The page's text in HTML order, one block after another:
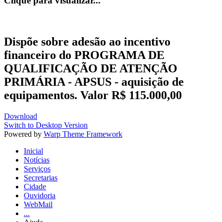
Dispõe sobre adesão ao incentivo
financeiro do PROGRAMA DE
QUALIFICAÇÃO DE ATENÇÃO
PRIMÁRIA - APSUS - aquisição de
equipamentos. Valor R$ 115.000,00
Download
Switch to Desktop Version
Powered by Warp Theme Framework
Inicial
Notícias
Serviços
Secretarias
Cidade
Ouvidoria
WebMail
...